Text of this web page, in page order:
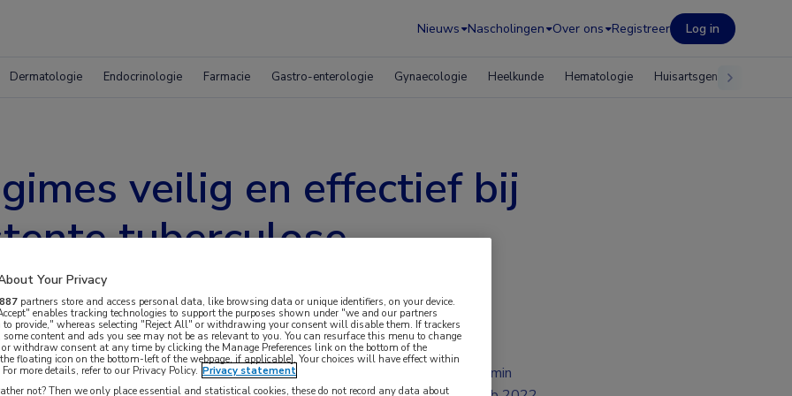
Nieuws Nascholingen Over ons Registreer Log in
Dermatologie Endocrinologie Farmacie Gastro-enterologie Gynaecologie Heelkunde Hematologie Huisartsgeneeskunde
veilig en effectief bij
tuberculose
van bedaquiline, pretomanid en linezolid
2 min
Your Privacy
887 partners store and access personal data, like browsing data or unique identifiers, on your device.
enables tracking technologies to support the purposes shown under "we and our partners
to provide," whereas selecting "Reject All" or withdrawing your consent will disable them. If trackers
some content and ads you see may not be as relevant to you. You can resurface this menu to change
or withdraw consent at any time by clicking the Manage Preferences link on the bottom of the
floating icon on the bottom-left of the webpage, if applicable]. Your choices will have effect within
more details, refer to our Privacy Policy. Privacy statement
not? Then we only place essential and statistical cookies, these do not record any data about